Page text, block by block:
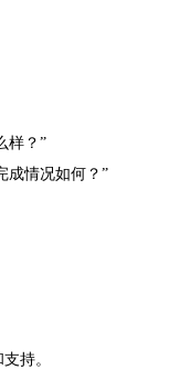
样？”
成情况如何？”
持。